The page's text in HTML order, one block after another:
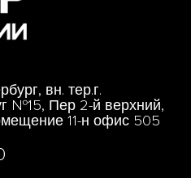
вн. тер.г.
№15, Пер 2-й верхний,
11-н офис 505